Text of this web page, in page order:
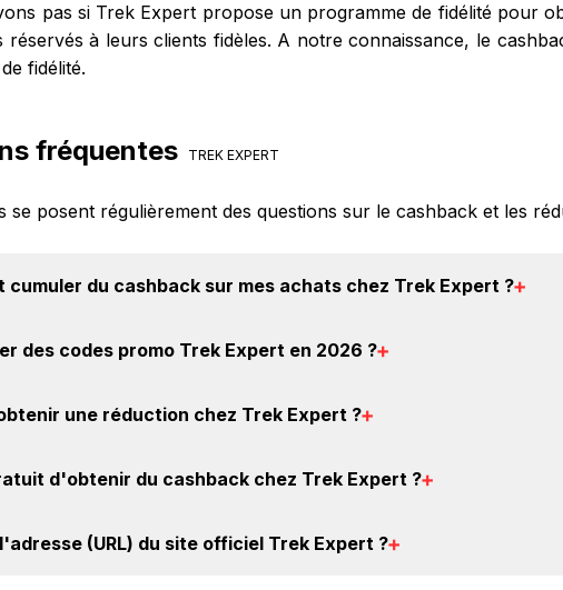
pas si Trek Expert propose un programme de fidélité pour
réservés à leurs clients fidèles. A notre connaissance, le
fidélité.
fréquentes TREK EXPERT
se posent régulièrement des questions sur le cashback et les
cumuler du cashback sur mes achats chez Trek Expert ?
réalisez votre achat, et vous verrez apparaître le
des codes promo Trek Expert en 2026 ?
vous les trouverez sur cette page, dans le
une réduction chez Trek Expert ?
Trek Expert. Ce montant ne tient pas compte de vos éventuels
d'obtenir du cashback chez Trek Expert ?
Oui, c'est donc gratuit d'obtenir du cashback chez Trek Expert.
(URL) du site officiel Trek Expert ?